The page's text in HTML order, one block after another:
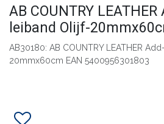
AB COUNTRY
leiband Olijf-
AB30180: AB COUNTRY LEATHER
20mmx60cm EAN 5400956301803